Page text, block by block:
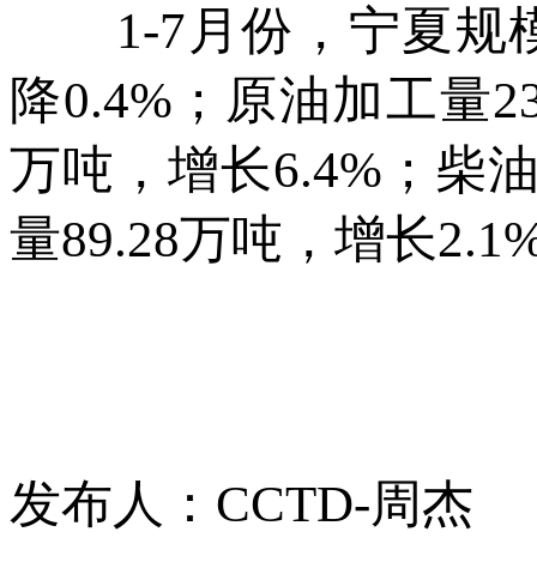
1-7月份，宁夏规模
降0.4%；原油加工量
万吨，增长6.4%；柴
量89.28万吨，增长
发布人：CCTD-周杰